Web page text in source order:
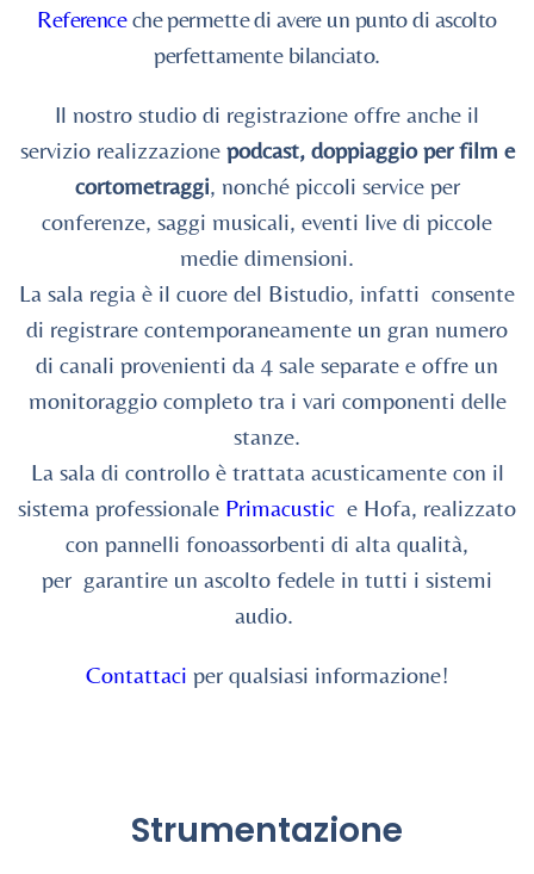
Referenceche permette di avere un punto di ascolto
perfettamente bilanciato.
Il nostro studio di registrazione offre anche il
servizio realizzazione podcast, doppiaggio per film e
cortometraggi, nonché piccoli service per
conferenze, saggi musicali, eventi live di piccole
medie dimensioni.
La sala regia è il cuore del Bistudio, infatti consente
di registrare contemporaneamente un gran numero
di canali provenienti da 4 sale separate e offre un
monitoraggio completo tra i vari componenti delle
stanze.
La sala di controllo è trattata acusticamente con il
sistema professionale Primacustic e Hofa, realizzato
con pannelli fonoassorbenti di alta qualità,
per garantire un ascolto fedele in tutti i sistemi
audio.
Contattaci per qualsiasi informazione!
Strumentazione